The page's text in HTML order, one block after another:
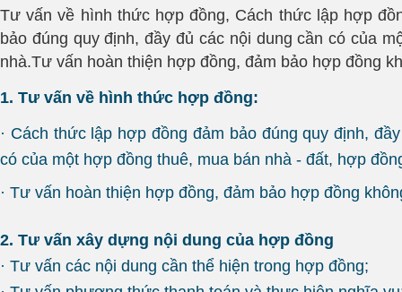
Tư vấn về hình thức hợp đồng, Cách thức lập hợp
bảo đúng quy định, đầy đủ các nội dung cần có của
nhà.Tư vấn hoàn thiện hợp đồng, đảm bảo hợp đồng
1. Tư vấn về hình thức hợp đồng:
· Cách thức lập hợp đồng đảm bảo đúng quy định,
có của một hợp đồng thuê, mua bán nhà - đất, hợp
· Tư vấn hoàn thiện hợp đồng, đảm bảo hợp đồng
2. Tư vấn xây dựng nội dung của hợp đồng
· Tư vấn các nội dung cần thể hiện trong hợp đồng;